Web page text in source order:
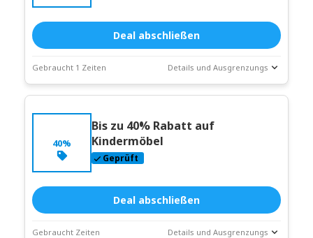
Deal abschließen
Gebraucht 1 Zeiten Details und Ausgrenzungs
Deal-
Coupon-Beschreibung
40%
Bis zu 40% Rabatt auf
Kindermöbel
Geprüft
Deal abschließen
Gebraucht Zeiten Details und Ausgrenzungs